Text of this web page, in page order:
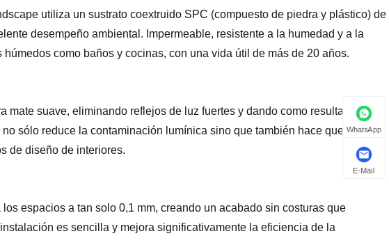
utiliza un sustrato coextruido SPC (compuesto de piedra y plástico) de
desempeño ambiental. Impermeable, resistente a la humedad y a la
como baños y cocinas, con una vida útil de más de 20 años.
suave, eliminando reflejos de luz fuertes y dando como resultado una
sólo reduce la contaminación lumínica sino que también hace que la
de diseño de interiores.
espacios a tan solo 0,1 mm, creando un acabado sin costuras que
es sencilla y mejora significativamente la eficiencia de la
WhatsApp
E-Mail